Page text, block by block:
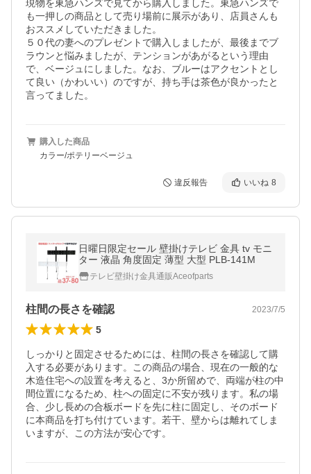
現物を東急ハンズで見てから購入しました。東急ハンズで
も一押しの商品として売り場前に展示があり、店員さんも
おススメしていただきました。
５０代の妻へのプレゼントで購入しましたが、最後までブ
ラウンと悩みましたが、テンションがあがるという理由
で、ベージュにしました。なお、ブルーはアクセントとし
て良い（かわいい）のですが、持ち手は茶色が良かったと
言ってました。
購入した商品
カラー/ポテリーベージュ
違反報告 いいね 8
日曜日限定セール 壁掛けテレビ 金具 tv モニ
ター 液晶 角度固定 薄型 大型 PLB-141M
テレビ壁掛け金具通販Aceofparts
柱間の長さを確認 2023/7/5
5
しっかりと固定させるためには、柱間の長さを確認して購
入する必要があります。この商品の場合、現在の一般的な
木造住宅への設置を考えると、3か所留めで、両端が柱の中
間位置になるため、柱への固定に不安が残ります。私の場
合、少し長めの合板ボードを先に柱に固定し、そのボード
に本商品を打ち付けています。若干、壁からは離れてしま
いますが、この方法が安心です。